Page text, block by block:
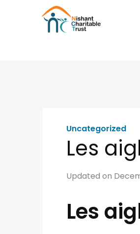
Uncategorized
Les
Updated on
Les